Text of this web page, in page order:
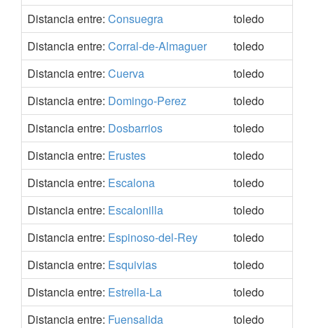
Distancia entre: Consuegra toledo
Distancia entre: Corral-de-Almaguer toledo
Distancia entre: Cuerva toledo
Distancia entre: Domingo-Perez toledo
Distancia entre: Dosbarrios toledo
Distancia entre: Erustes toledo
Distancia entre: Escalona toledo
Distancia entre: Escalonilla toledo
Distancia entre: Espinoso-del-Rey toledo
Distancia entre: Esquivias toledo
Distancia entre: Estrella-La toledo
Distancia entre: Fuensalida toledo